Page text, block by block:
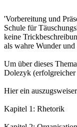
'Vorbereitung und
Schule für
keine
als wahre Wunder
Um über dieses
Dolezyk (erfolgreicher
Hier ein
Kapitel 1: Rhetorik